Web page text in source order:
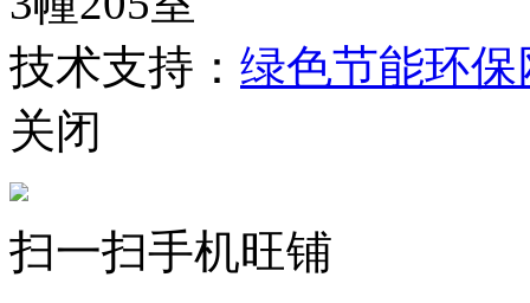
技术支持： 绿色节能环保
关闭
扫一扫手机旺铺